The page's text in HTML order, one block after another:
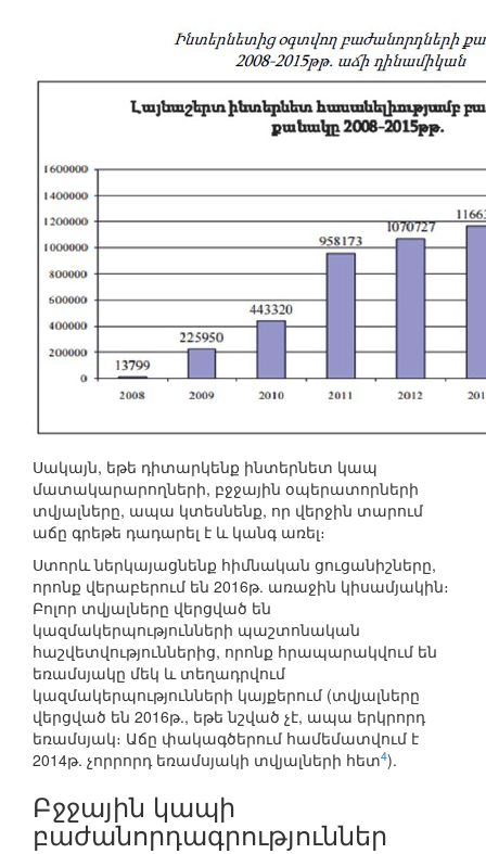
Սակայն, եթե դիտարկենք ինտերնետ կապ
մատակարարողների, բջջային օպերատորների
տվյալները, ապա կտեսնենք, որ վերջին տարում
աճը գրեթե դադարել է և կանգ առել։
Ստորև ներկայացնենք հիմնական ցուցանիշները,
որոնք վերաբերում են 2016թ. առաջին կիսամյակին։
Բոլոր տվյալները վերցված են
կազմակերպությունների պաշտոնական
հաշվետվություններից, որոնք հրապարակվում են
եռամսյակը մեկ և տեղադրվում
կազմակերպությունների կայքերում (տվյալները
վերցված են 2016թ., եթե նշված չէ, ապա երկրորդ
եռամսյակ։ Աճը փակագծերում համեմատվում է
2014թ. չորրորդ եռամսյակի տվյալների հետ4).
Բջջային կապի
բաժանորդագրություններ